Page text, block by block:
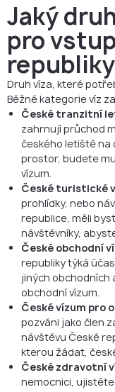
Jaký
pro
Druh víza, které
Běžné kategorie víz
České tranzitní
zahrnují průchod
českého letiště na
prostor, budete
vízum.
České turistické
prohlídky, nebo
republice, měli
návštěvníky,
České obchodní
republiky týká
jiných obchodních
obchodní vízum.
České vízum pro
pozváni jako člen
návštěvu České
kterou žádat,
České zdravotní
nemocnici, ujistěte